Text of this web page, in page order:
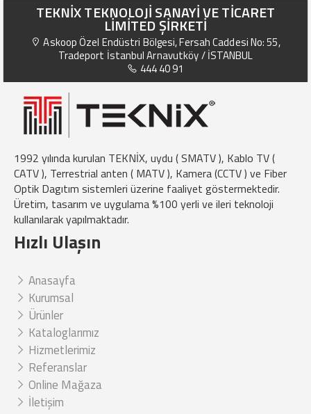
TEKNİX TEKNOLOJİ SANAYİ VE TİCARET
LİMİTED ŞİRKETİ
Askoop Özel Endüstri Bölgesi, Fersah Caddesi No: 55,
Tradeport İstanbul Arnavutköy / İSTANBUL
444 40 91
1992 yılında kurulan TEKNİX, uydu ( SMATV ), Kablo TV (
CATV ), Terrestrial anten ( MATV ), Kamera (CCTV ) ve Fiber
Optik Dagıtım sistemleri üzerine faaliyet göstermektedir.
Üretim, tasarım ve uygulama %100 yerli ve ileri teknoloji
kullanılarak yapılmaktadır.
Hızlı Ulaşın
Anasayfa
Kurumsal
Ürünler
Kataloglarımız
Hizmetlerimiz
Referanslar
Online Mağaza
İletişim